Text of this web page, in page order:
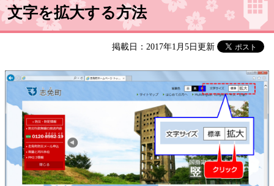
文字を拡大する方法
掲載日：2017年1月5日更新